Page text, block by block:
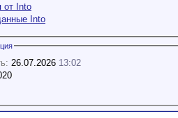
от Into
Into
26.07.2026 13:02